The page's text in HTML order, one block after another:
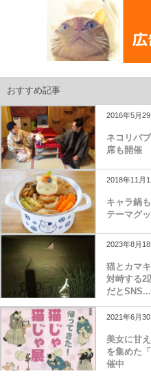
おすすめ記事
2016年5月29
ネコリパ
席も開催
2018年11月
キャラ鍋
テーマグ
2023年8月18
猫とカマ
対峙する2
だとSNS...
2021年6月30
美女に甘
を集めた
催中